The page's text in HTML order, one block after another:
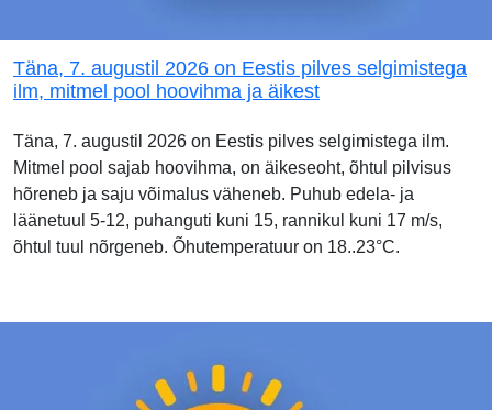
Täna, 7. augustil 2026 on Eestis pilves selgimistega
ilm, mitmel pool hoovihma ja äikest
Täna, 7. augustil 2026 on Eestis pilves selgimistega ilm.
Mitmel pool sajab hoovihma, on äikeseoht, õhtul pilvisus
hõreneb ja saju võimalus väheneb. Puhub edela- ja
läänetuul 5-12, puhanguti kuni 15, rannikul kuni 17 m/s,
õhtul tuul nõrgeneb. Õhutemperatuur on 18..23°C.